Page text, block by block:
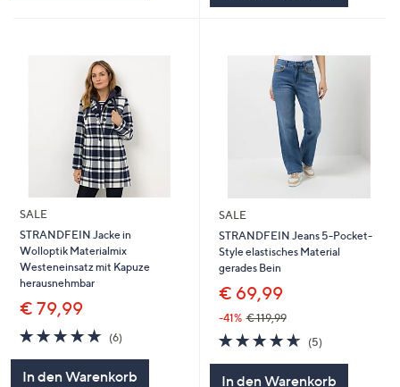
SALE
STRANDFEIN Jacke in
Wolloptik Materialmix
Westeneinsatz mit Kapuze
herausnehmbar
€ 79,99
4.7
von
5
(6)
In den Warenkorb
SALE
STRANDFEIN Jeans 5-Pocket-
Style elastisches Material
gerades Bein
€ 69,99
-41% € 119,99
4.6
von
5
(5)
In den Warenkorb